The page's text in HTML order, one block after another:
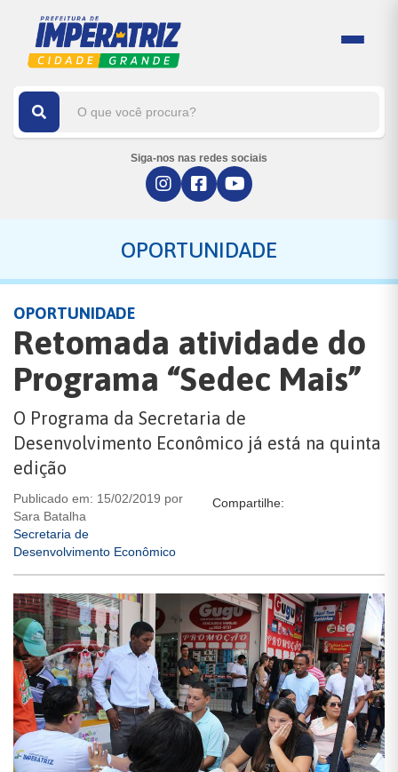
Siga-nos nas redes sociais
OPORTUNIDADE
OPORTUNIDADE
Retomada atividade do
Programa “Sedec Mais”
O Programa da Secretaria de
Desenvolvimento Econômico já está na quinta
edição
Publicado em: 15/02/2019 por
Sara Batalha
Secretaria de
Desenvolvimento Econômico
Compartilhe: